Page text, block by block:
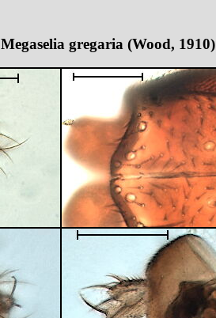
Megaselia gregaria (Wood, 1910)